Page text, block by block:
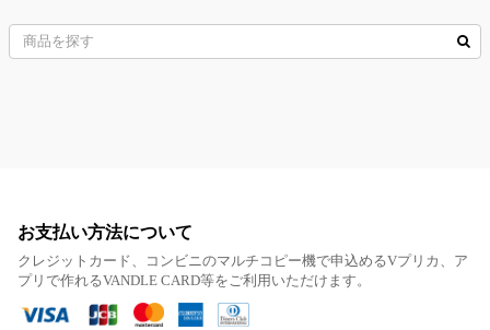
お支払い方法について
クレジットカード、コンビニのマルチコピー機で申込めるVプリカ、ア
プリで作れるVANDLE CARD等をご利用いただけます。